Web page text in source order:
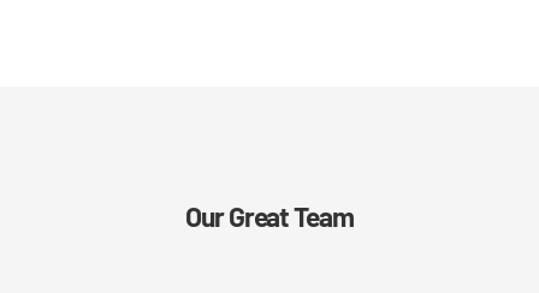
Our Great Team